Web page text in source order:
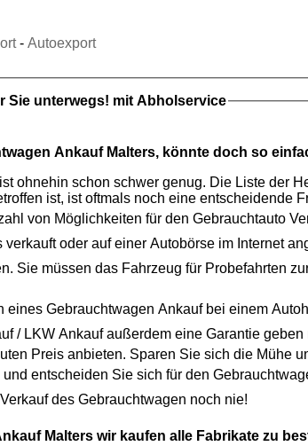
- Autoexport
Sie unterwegs! mit Abholservice
Ankauf Malters, könnte doch so
ohnehin schon schwer genug. Die Liste der
von Möglichkeiten für den Gebrauchtauto
verkauft oder auf einer Autobörse im Internet
Sie müssen das Fahrzeug für Probefahrten
eines Gebrauchtwagen Ankaufbei einem
/ LKW Ankaufaußerdem eine Garantie geben
Preis anbieten. Sparen Sie sich die Mühe
und entscheiden Sie sich für den
des Gebrauchtwagen noch nie!
Malterswir kaufen alle Fabrikate zu